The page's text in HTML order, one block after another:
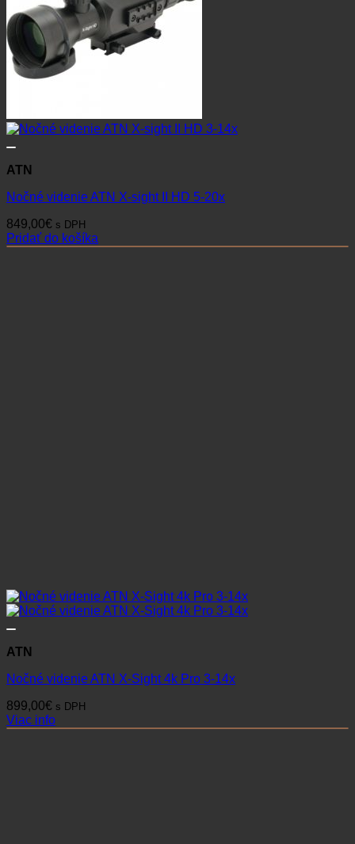
ATN
Nočné videnie ATN X-sight II HD 5-20x
849,00€ s DPH
Pridať do košíka
ATN
Nočné videnie ATN X-Sight 4k Pro 3-14x
899,00€ s DPH
Viac info